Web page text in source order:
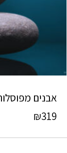
אבנים
₪319